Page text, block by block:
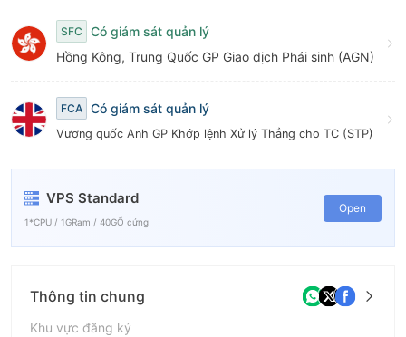
SFC
Có giám sát quản lý
Hồng Kông, Trung Quốc GP Giao dịch Phái sinh (AGN)
FCA Có giám sát quản lý
Vương quốc Anh GP Khớp lệnh Xử lý Thẳng cho TC (STP)
VPS Standard
1*CPU / 1GRam / 40GỔ cứng
Open
Thông tin chung
Khu vực đăng ký